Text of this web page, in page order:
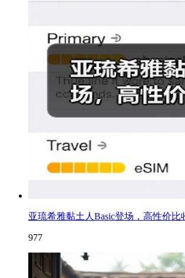
亚琉希雅黏土人Basic登场，高性价比
977